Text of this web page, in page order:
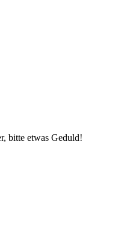
bitte etwas Geduld!